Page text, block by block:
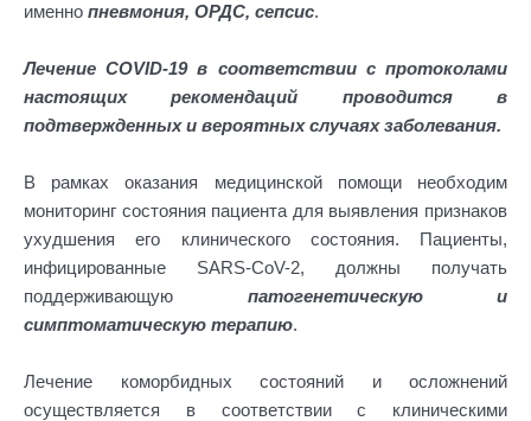
именно пневмония, ОРДС, сепсис.
Лечение COVID-19 в соответствии с протоколами
настоящих рекомендаций проводится в
подтвержденных и вероятных случаях заболевания.
В рамках оказания медицинской помощи необходим
мониторинг состояния пациента для выявления признаков
ухудшения его клинического состояния. Пациенты,
инфицированные SARS-CoV-2, должны получать
поддерживающую патогенетическую и
симптоматическую терапию.
Лечение коморбидных состояний и осложнений
осуществляется в соответствии с клиническими